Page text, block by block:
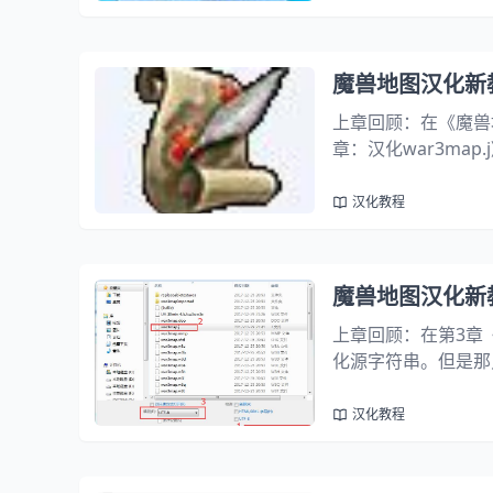
魔兽地图汉化
上章回顾：在《魔
章：汉化
魔兽数据中，...
汉化教程
魔兽地图汉化
上章回顾：在第3章
化源字符串。但是
min_4.5.5.w3x文件
汉化教程